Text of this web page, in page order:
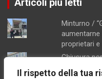
Il rispetto della tua
Articoli più letti
Minturno /
aumentarne
proprietari
Chiusura
Formia,